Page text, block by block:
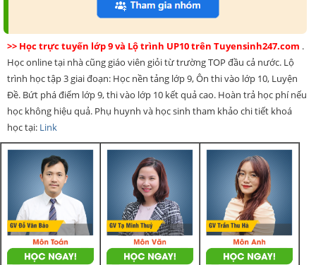
>> Học trực tuyến lớp 9 và Lộ trình UP10 trên Tuyensinh247.com .
Học online tại nhà cũng giáo viên giỏi từ trường TOP đầu cả nước. Lộ
trình học tập 3 giai đoạn: Học nền tảng lớp 9, Ôn thi vào lớp 10, Luyện
Đề. Bứt phá điểm lớp 9, thi vào lớp 10 kết quả cao. Hoàn trả học phí nếu
học không hiệu quả. Phụ huynh và học sinh tham khảo chi tiết khoá
học tại: Link